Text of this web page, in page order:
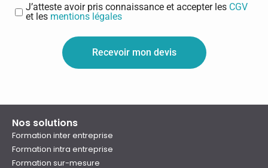
J’atteste avoir pris connaissance et accepter les CGV
et les mentions légales
Recevoir mon devis
Nos solutions
Formation inter entreprise
Formation intra entreprise
Formation sur-mesure